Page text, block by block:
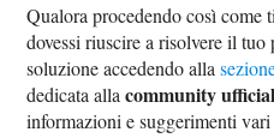
Qualora procedendo così come
dovessi riuscire a risolvere il
soluzione accedendo alla
dedicata allacommunity
informazioni e suggerimenti